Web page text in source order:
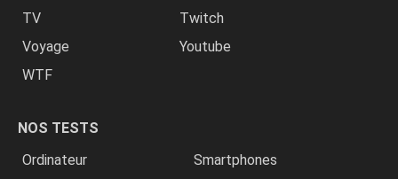
TV
Twitch
Voyage
Youtube
WTF
NOS TESTS
Ordinateur
Smartphones